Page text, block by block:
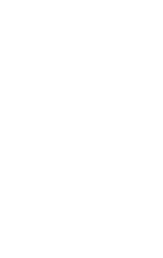
Microsoft.Compute/
myResourceGroup/providers/